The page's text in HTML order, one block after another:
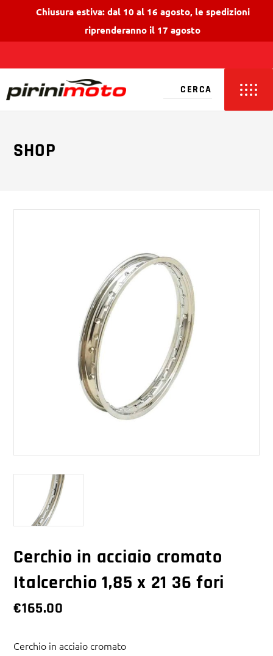
Chiusura estiva: dal 10 al 16 agosto, le spedizioni
riprenderanno il 17 agosto
SHOP
Cerchio in acciaio cromato
Italcerchio 1,85 x 21 36 fori
€165.00
Cerchio in acciaio cromato